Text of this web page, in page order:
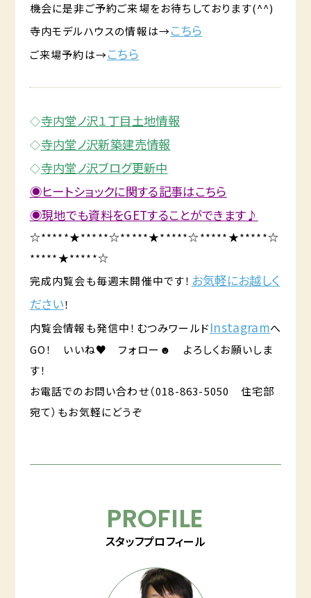
機会に是非ご予約ご来場をお待ちしております(^^)
寺内モデルハウスの情報は→こちら
ご来場予約は→こちら
◇寺内堂ノ沢１丁目土地情報
◇寺内堂ノ沢新築建売情報
◇寺内堂ノ沢ブログ更新中
◉ヒートショックに関する記事はこちら
◉現地でも資料をGETすることができます♪
☆*****★*****☆*****★*****☆*****★*****☆
*****★*****☆
完成内覧会も毎週末開催中です！ お気軽にお越しく
ださい！
内覧会情報も発信中！むつみワールドInstagramへ
GO！ いいね♥ フォロー☻ よろしくお願いしま
す！
お電話でのお問い合わせ（018-863-5050 住宅部
宛て）もお気軽にどうぞ
PROFILE
スタッフプロフィール